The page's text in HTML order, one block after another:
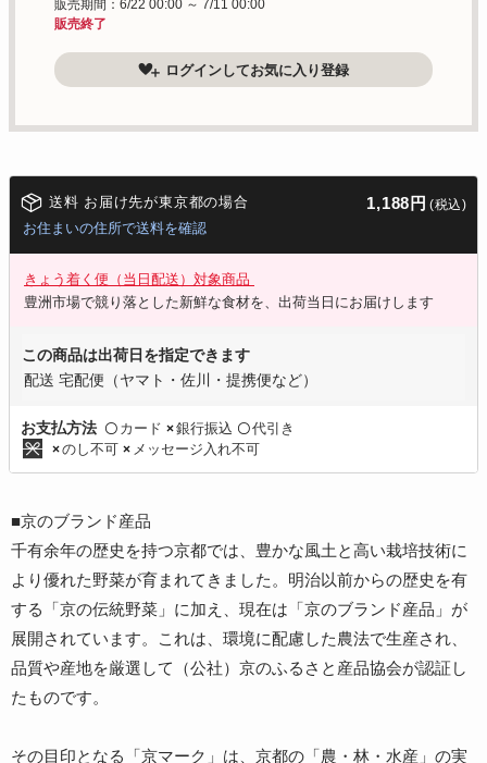
販売期間：6/22 00:00 ～ 7/11 00:00
販売終了
ログインしてお気に入り登録
送料 お届け先が東京都の場合 1,188円 (税込)
お住まいの住所で送料を確認
きょう着く便（当日配送）対象商品
豊洲市場で競り落とした新鮮な食材を、出荷当日にお届けします
この商品は出荷日を指定できます
配送 宅配便（ヤマト・佐川・提携便など）
お支払方法 〇 カード ×銀行振込 〇代引き
×のし不可 × メッセージ入れ不可
■京のブランド産品
千有余年の歴史を持つ京都では、豊かな風土と高い栽培技術に
より優れた野菜が育まれてきました。明治以前からの歴史を有
する「京の伝統野菜」に加え、現在は「京のブランド産品」が
展開されています。これは、環境に配慮した農法で生産され、
品質や産地を厳選して（公社）京のふるさと産品協会が認証し
たものです。
その目印となる「京マーク」は、京都の「農・林・水産」の実